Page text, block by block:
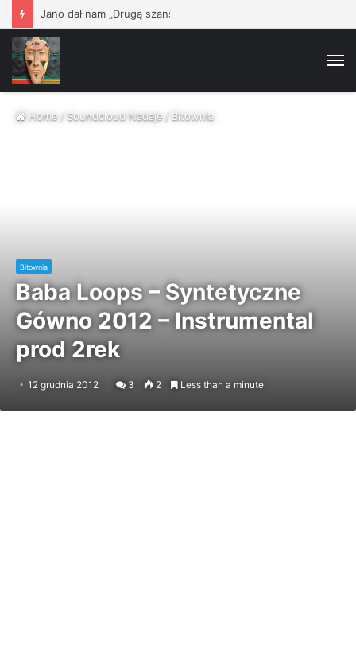
Jano dał nam „Drugą szansę”!
Home/Soundcloud Nadaje/Bitownia
Bitownia
Baba Loops – Syntetyczne
Gówno 2012 – Instrumental
prod 2rek
12 grudnia 2012 3 2 Less than a minute